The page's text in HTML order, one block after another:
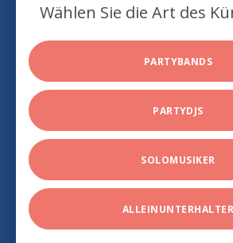
Wählen Sie die Art des
PARTYBANDS
PARTYDJS
SOLOMUSIKER
ALLEINUNTERHALTER